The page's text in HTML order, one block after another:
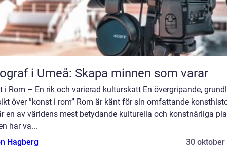
i Umeå: Skapa minnen som varar
i Rom – En rik och varierad kulturskatt En övergripande,
över ”konst i rom” Rom är känt för sin omfattande
en av världens mest betydande kulturella och konstnärliga
har va...
Hagberg
30 oktober